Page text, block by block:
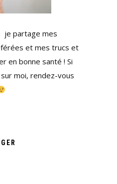
je partage mes
et mes trucs et
en bonne santé ! Si
moi, rendez-vous